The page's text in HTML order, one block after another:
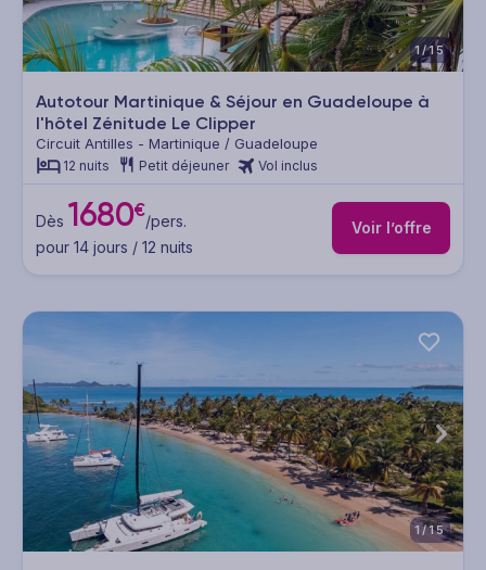
1/15
Autotour Martinique & Séjour en Guadeloupe à
l'hôtel Zénitude Le Clipper
Circuit Antilles - Martinique / Guadeloupe
12 nuits Petit déjeuner Vol inclus
Dès 1680€/pers.
pour 14 jours / 12 nuits
Voir l’offre
1/15